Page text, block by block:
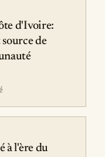
d'Ivoire:
de
à l'ère du